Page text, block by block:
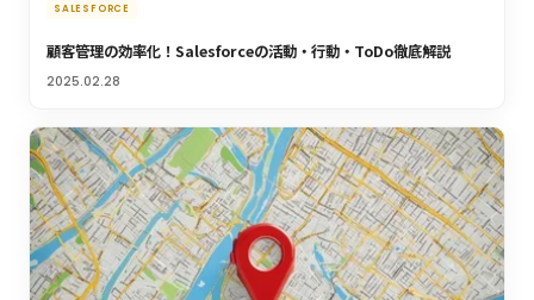
SALESFORCE
顧客管理の効率化！Salesforceの活動・行動・ToDo徹底解説
2025.02.28